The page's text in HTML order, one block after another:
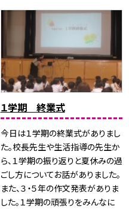
１学期 終業式
今日は１学期の終業式がありまし
た。校長先生や生活指導の先生か
ら、１学期の振り返りと夏休みの過
ごし方についてお話がありました。
また、３・５年の作文発表がありま
した。１学期の頑張りをみんなに